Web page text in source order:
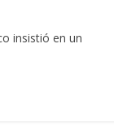
insistió en un